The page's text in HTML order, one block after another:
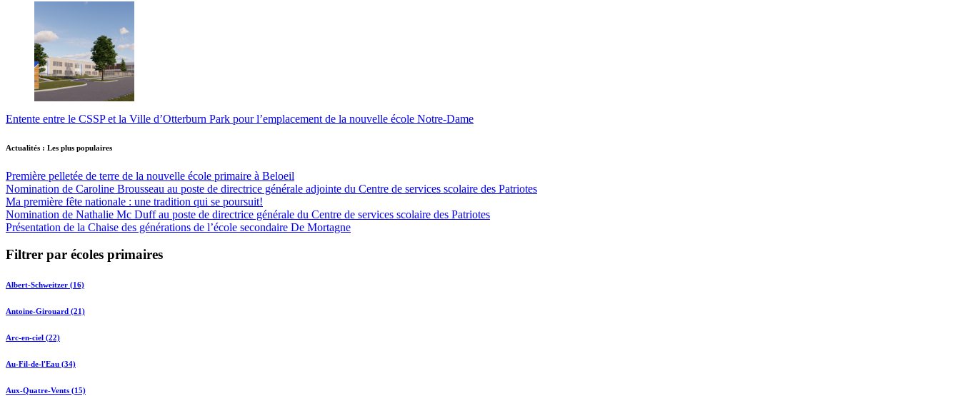
Entente entre le CSSP et la Ville d’Otterburn Park pour l’emplacement de la nouvelle école Notre-Dame
Actualités : Les plus populaires
Première pelletée de terre de la nouvelle école primaire à Beloeil
Nomination de Caroline Brousseau au poste de directrice générale adjointe du Centre de services scolaire des Patriotes
Ma première fête nationale : une tradition qui se poursuit!
Nomination de Nathalie Mc Duff au poste de directrice générale du Centre de services scolaire des Patriotes
Présentation de la Chaise des générations de l’école secondaire De Mortagne
Filtrer par écoles primaires
Albert-Schweitzer (16)
Antoine-Girouard (21)
Arc-en-ciel (22)
Au-Fil-de-l'Eau (34)
Aux-Quatre-Vents (15)